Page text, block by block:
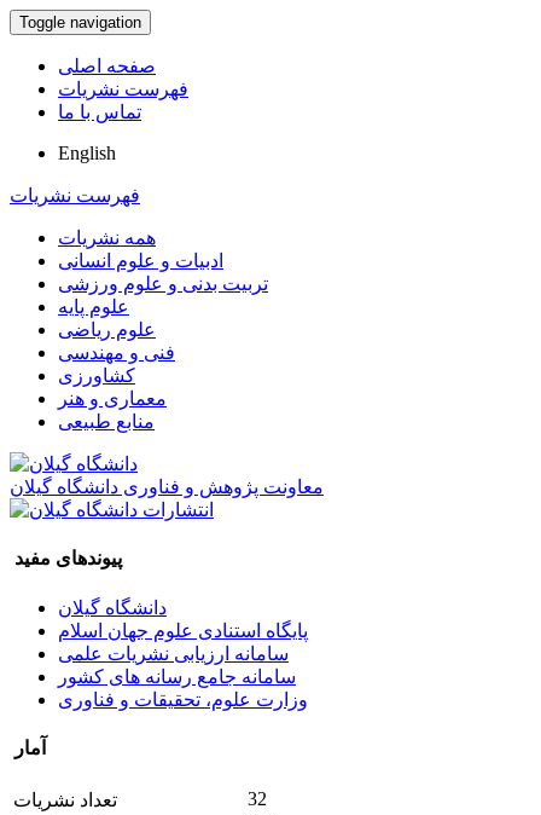
Toggle navigation
صفحه اصلی
فهرست نشریات
تماس با ما
English
فهرست نشریات
همه نشریات
ادبیات و علوم انسانی
تربیت بدنی و علوم ورزشی
علوم پایه
علوم ریاضی
فنی و مهندسی
کشاورزی
معماری و هنر
منابع طبیعی
معاونت پژوهش و فناوری دانشگاه گیلان
پیوندهای مفید
دانشگاه گیلان
پایگاه استنادی علوم جهان اسلام
سامانه ارزیابی نشریات علمی
سامانه جامع رسانه های کشور
وزارت علوم، تحقیقات و فناوری
آمار
تعداد نشریات
32